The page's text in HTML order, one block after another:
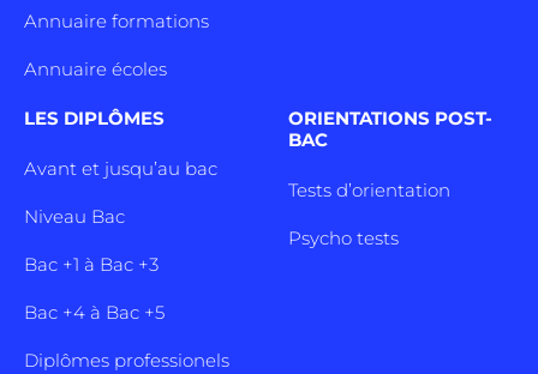
Annuaire formations
Annuaire écoles
LES DIPLÔMES
Avant et jusqu’au bac
Niveau Bac
Bac +1 à Bac +3
Bac +4 à Bac +5
Diplômes professionels
ORIENTATIONS POST-
BAC
Tests d’orientation
Psycho tests